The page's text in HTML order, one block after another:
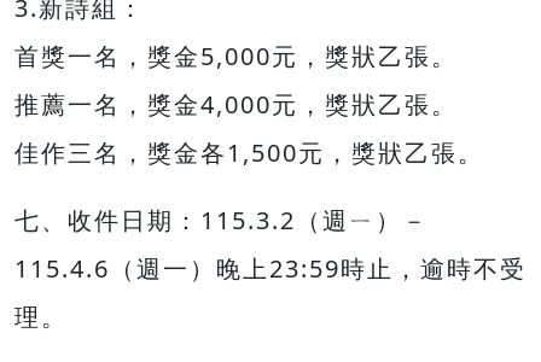
3.新詩組：
首獎一名，獎金5,000元，獎狀乙張。
推薦一名，獎金4,000元，獎狀乙張。
佳作三名，獎金各1,500元，獎狀乙張。
七、收件日期：115.3.2（週ㄧ）－
115.4.6（週一）晚上23:59時止，逾時不受
理。